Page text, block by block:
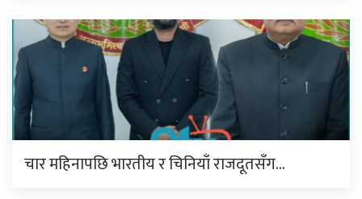
चार महिनापछि भारतीय र चिनियाँ राजदूतसँग…